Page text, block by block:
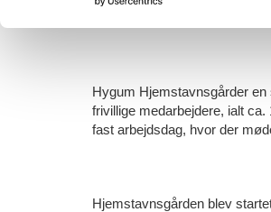
OM
Hygum Hjemstavnsgårder
frivillige medarbejdere, ialt ca.
fast arbejdsdag, hvor der
Hjemstavnsgården blev